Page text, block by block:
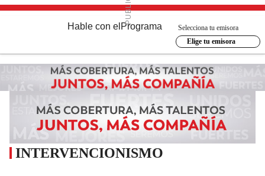
Hable con el Programa
Selecciona tu emisora
Elige tu emisora
INTERVENCIONISMO